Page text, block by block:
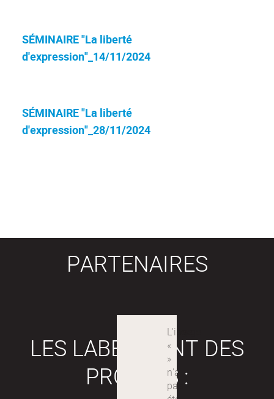
SÉMINAIRE "La liberté
d'expression"_14/11/2024
SÉMINAIRE "La liberté
d'expression"_28/11/2024
PARTENAIRES
LES LABEX SONT DES
PROJETS :